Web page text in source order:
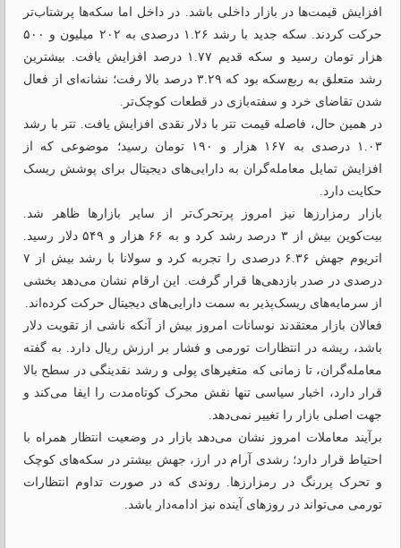
افزایش قیمت‌ها در بازار داخلی باشد. در داخل اما سکه‌ها پرشتاب‌تر
حرکت کردند. سکه جدید با رشد ۱.۲۶ درصدی به ۲۰۲ میلیون و ۵۰۰
هزار تومان رسید و سکه قدیم ۱.۷۷ درصد افزایش یافت. بیشترین
رشد متعلق به ربع‌سکه بود که ۳.۲۹ درصد بالا رفت؛ نشانه‌ای از فعال
شدن تقاضای خرد و سفته‌بازی در قطعات کوچک‌تر.
در همین حال، فاصله قیمت تتر با دلار نقدی افزایش یافت. تتر با رشد
۱.۰۳ درصدی به ۱۶۷ هزار و ۱۹۰ تومان رسید؛ موضوعی که از
افزایش تمایل معامله‌گران به دارایی‌های دیجیتال برای پوشش ریسک
حکایت دارد.
بازار رمزارزها نیز امروز پرتحرک‌تر از سایر بازارها ظاهر شد.
بیت‌کوین بیش از ۳ درصد رشد کرد و به ۶۶ هزار و ۵۴۹ دلار رسید.
اتریوم جهش ۶.۳۶ درصدی را تجربه کرد و سولانا با رشد بیش از ۷
درصدی در صدر بازدهی‌ها قرار گرفت. این ارقام نشان می‌دهد بخشی
از سرمایه‌های ریسک‌پذیر به سمت دارایی‌های دیجیتال حرکت کرده‌اند.
فعالان بازار معتقدند نوسانات امروز بیش از آنکه ناشی از تقویت دلار
باشد، ریشه در انتظارات تورمی و فشار بر ارزش ریال دارد. به گفته
معامله‌گران، تا زمانی که متغیرهای پولی و رشد نقدینگی در سطح بالا
قرار دارد، اخبار سیاسی تنها نقش محرک کوتاه‌مدت را ایفا می‌کند و
جهت اصلی بازار را تغییر نمی‌دهد.
برآیند معاملات امروز نشان می‌دهد بازار در وضعیت انتظار همراه با
احتیاط قرار دارد؛ رشدی آرام در ارز، جهش بیشتر در سکه‌های کوچک
و تحرک پررنگ در رمزارزها. روندی که در صورت تداوم انتظارات
تورمی می‌تواند در روزهای آینده نیز ادامه‌دار باشد.